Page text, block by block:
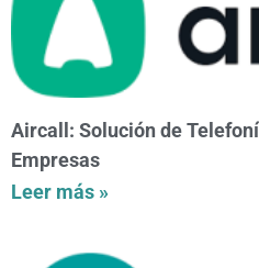
Aircall: Solución de
Empresas
Leer más »